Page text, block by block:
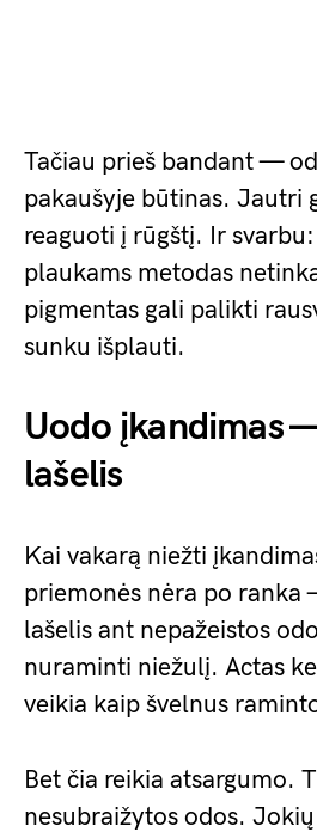
Tačiau prieš bandant —
pakaušyje būtinas. Jautri
reaguoti į rūgštį. Ir
plaukams metodas
pigmentas gali palikti
sunku išplauti.
Uodo įkandimas
lašelis
Kai vakarą niežti
priemonės nėra po ranka
lašelis ant nepažeistos
nuraminti niežulį. Actas
veikia kaip švelnus
Bet čia reikia atsargumo.
nesubraižytos odos.